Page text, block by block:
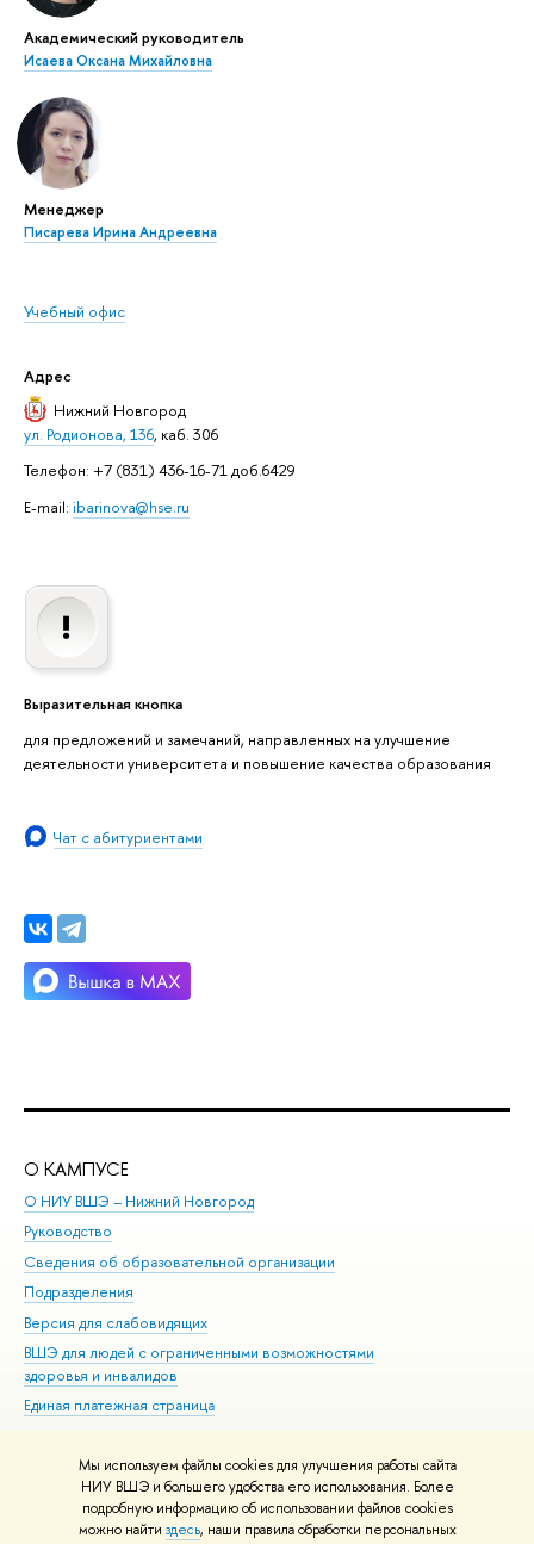
Мы используем файлы cookies для улучшения работы сайта
НИУ ВШЭ и большего удобства его использования. Более
подробную информацию об использовании файлов cookies
можно найти здесь, наши правила обработки персональных
Академический руководитель
Исаева Оксана Михайловна
Менеджер
Писарева Ирина Андреевна
Учебный офис
Адрес
Нижний Новгород
ул. Родионова, 136, каб. 306
Телефон: +7 (831) 436-16-71 доб.6429
E-mail: ibarinova@hse.ru
Выразительная кнопка
для предложений и замечаний, направленных на улучшение
деятельности университета и повышение качества образования
Чат с абитуриентами
О КАМПУСЕ
О НИУ ВШЭ – Нижний Новгород
Руководство
Сведения об образовательной организации
Подразделения
Версия для слабовидящих
ВШЭ для людей с ограниченными возможностями
здоровья и инвалидов
Единая платежная страница